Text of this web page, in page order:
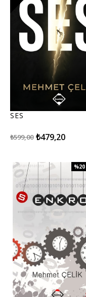
SES
₺479,20
₺599,00
%20